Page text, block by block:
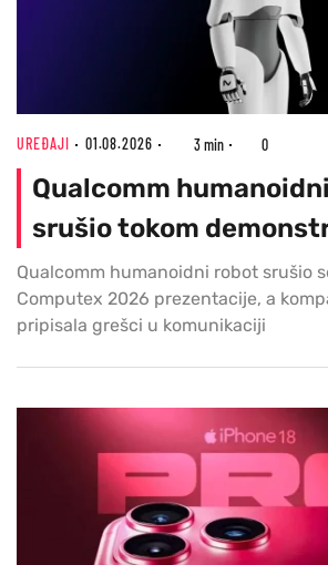
UREĐAJI 01.08.2026 3 min 0
Qualcomm
srušio tokom
Qualcomm humanoidni robot srušio
Computex 2026 prezentacije, a
pripisala grešci u komunikaciji